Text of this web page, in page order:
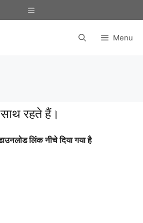
Menu
Menu
रहते हैं।
लिंक नीचे दिया गया है